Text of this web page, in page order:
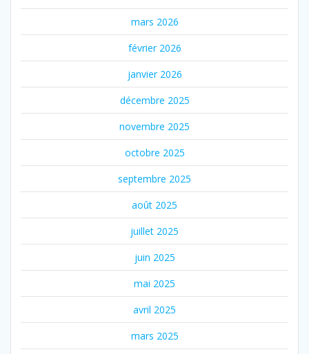
mars 2026
février 2026
janvier 2026
décembre 2025
novembre 2025
octobre 2025
septembre 2025
août 2025
juillet 2025
juin 2025
mai 2025
avril 2025
mars 2025